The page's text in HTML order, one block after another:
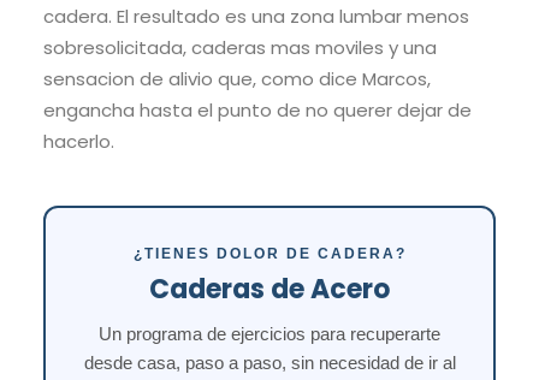
cadera. El resultado es una zona lumbar menos
sobresolicitada, caderas mas moviles y una
sensacion de alivio que, como dice Marcos,
engancha hasta el punto de no querer dejar de
hacerlo.
¿TIENES DOLOR DE CADERA?
Caderas de Acero
Un programa de ejercicios para recuperarte
desde casa, paso a paso, sin necesidad de ir al